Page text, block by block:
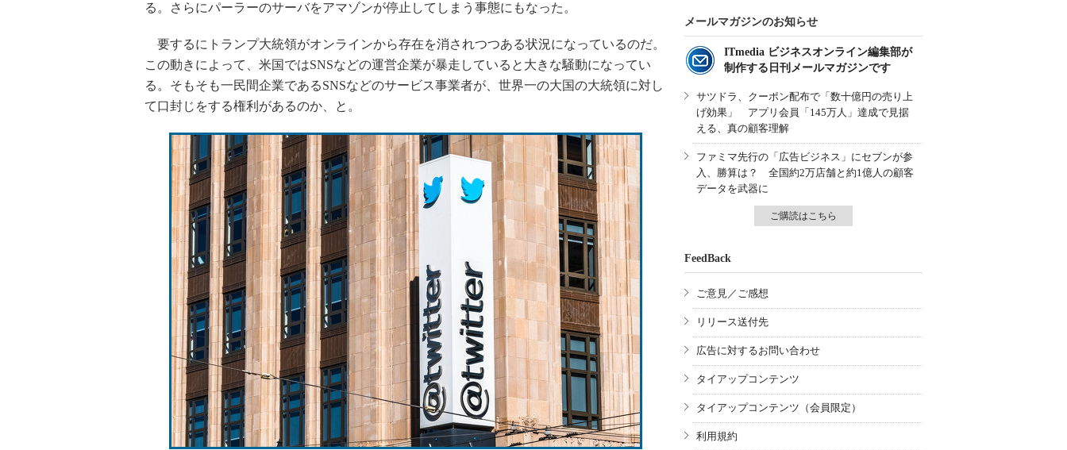
る。さらにパーラーのサーバをアマゾンが停止してしまう事態にもなった。
要するにトランプ大統領がオンラインから存在を消されつつある状況になっているのだ。
この動きによって、米国ではSNSなどの運営企業が暴走していると大きな騒動になってい
る。そもそも一民間企業であるSNSなどのサービス事業者が、世界一の大国の大統領に対し
て口封じをする権利があるのか、と。
メールマガジンのお知らせ
ITmedia ビジネスオンライン編集部が
制作する日刊メールマガジンです
サツドラ、クーポン配布で「数十億円の売り上
げ効果」 アプリ会員「145万人」達成で見据
える、真の顧客理解
ファミマ先行の「広告ビジネス」にセブンが参
入、勝算は？ 全国約2万店舗と約1億人の顧客
データを武器に
ご購読はこちら
FeedBack
ご意見／ご感想
リリース送付先
広告に対するお問い合わせ
タイアップコンテンツ
タイアップコンテンツ（会員限定）
利用規約